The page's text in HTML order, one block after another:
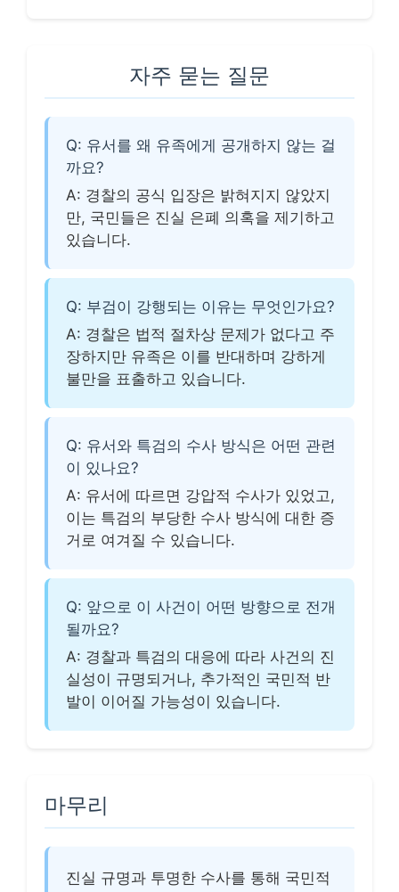
자주 묻는 질문
Q: 유서를 왜 유족에게 공개하지 않는 걸
까요?
A: 경찰의 공식 입장은 밝혀지지 않았지
만, 국민들은 진실 은폐 의혹을 제기하고
있습니다.
Q: 부검이 강행되는 이유는 무엇인가요?
A: 경찰은 법적 절차상 문제가 없다고 주
장하지만 유족은 이를 반대하며 강하게
불만을 표출하고 있습니다.
Q: 유서와 특검의 수사 방식은 어떤 관련
이 있나요?
A: 유서에 따르면 강압적 수사가 있었고,
이는 특검의 부당한 수사 방식에 대한 증
거로 여겨질 수 있습니다.
Q: 앞으로 이 사건이 어떤 방향으로 전개
될까요?
A: 경찰과 특검의 대응에 따라 사건의 진
실성이 규명되거나, 추가적인 국민적 반
발이 이어질 가능성이 있습니다.
마무리
진실 규명과 투명한 수사를 통해 국민적